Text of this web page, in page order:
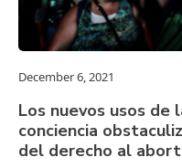
December 6, 2021
Los nuevos usos de
conciencia
del derecho al